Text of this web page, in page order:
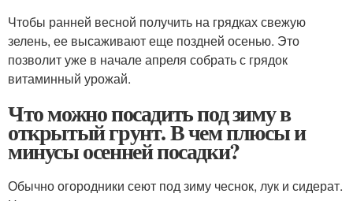
Чтобы ранней весной получить на грядках свежую
зелень, ее высаживают еще поздней осенью. Это
позволит уже в начале апреля собрать с грядок
витаминный урожай.
Что можно посадить под зиму в
открытый грунт. В чем плюсы и
минусы осенней посадки?
Обычно огородники сеют под зиму чеснок, лук и сидерат.